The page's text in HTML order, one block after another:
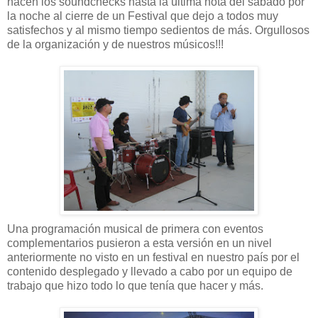
la noche al cierre de un Festival que dejo a todos muy
satisfechos y al mismo tiempo sedientos de más. Orgullosos
de la organización y de nuestros músicos!!!
Una programación musical de primera con eventos
complementarios pusieron a esta versión en un nivel
anteriormente no visto en un festival en nuestro país por el
contenido desplegado y llevado a cabo por un equipo de
trabajo que hizo todo lo que tenía que hacer y más.